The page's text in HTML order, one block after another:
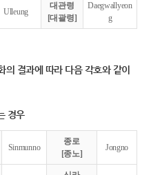
Ulleung
대관령
[대괄령]
Daegwallyeon
g
결과에 따라 다음 각호와 같이
경우
Sinmunno
종로
[종노]
Jongno